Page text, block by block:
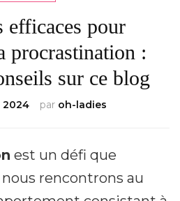
efficaces pour
procrastination :
sur ce blog
par oh-ladies
2024
est un défi que
rencontrons au